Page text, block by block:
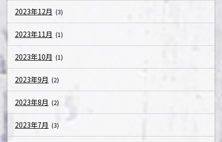
2023年12月 (3)
2023年11月 (1)
2023年10月 (1)
2023年9月 (2)
2023年8月 (2)
2023年7月 (3)